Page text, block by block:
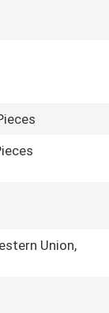
Union,